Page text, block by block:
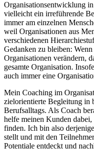
Organisationsentwicklung
vielleicht ein irreführende
immer am einzelnen
weil Organisationen aus
verschiedenen
Gedanken zu bleiben:
Organisationen verändern,
gesamte Organisation.
auch immer eine
Mein Coaching im
zielorientierte Begleitung in
Berufsalltags. Als Coach
helfe meinen Kunden
finden. Ich bin also
stellt und mit den
Potentiale entdeckt und